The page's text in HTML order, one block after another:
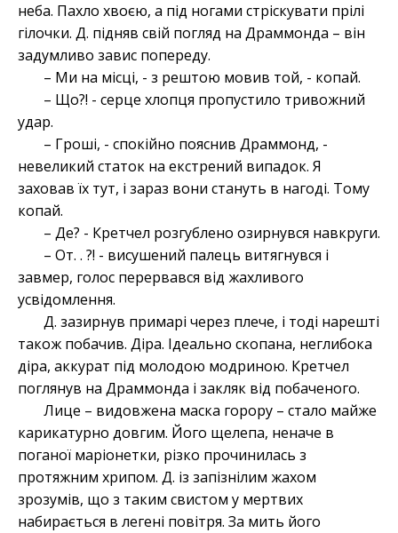
неба. Пахло хвоєю, а під ногами стріскувати прілі
гілочки. Д. підняв свій погляд на Драммонда – він
задумливо завис попереду.
– Ми на місці, - з рештою мовив той, - копай.
– Що?! - серце хлопця пропустило тривожний
удар.
– Гроші, - спокійно пояснив Драммонд, -
невеликий статок на екстрений випадок. Я
заховав їх тут, і зараз вони стануть в нагоді. Тому
копай.
– Де? - Кретчел розгублено озирнувся навкруги.
– От. . ?! - висушений палець витягнувся і
завмер, голос перервався від жахливого
усвідомлення.
Д. зазирнув примарі через плече, і тоді нарешті
також побачив. Діра. Ідеально скопана, неглибока
діра, аккурат під молодою модриною. Кретчел
поглянув на Драммонда і закляк від побаченого.
Лице – видовжена маска горору – стало майже
карикатурно довгим. Його щелепа, неначе в
поганої маріонетки, різко прочинилась з
протяжним хрипом. Д. із запізнілим жахом
зрозумів, що з таким свистом у мертвих
набирається в легені повітря. За мить його